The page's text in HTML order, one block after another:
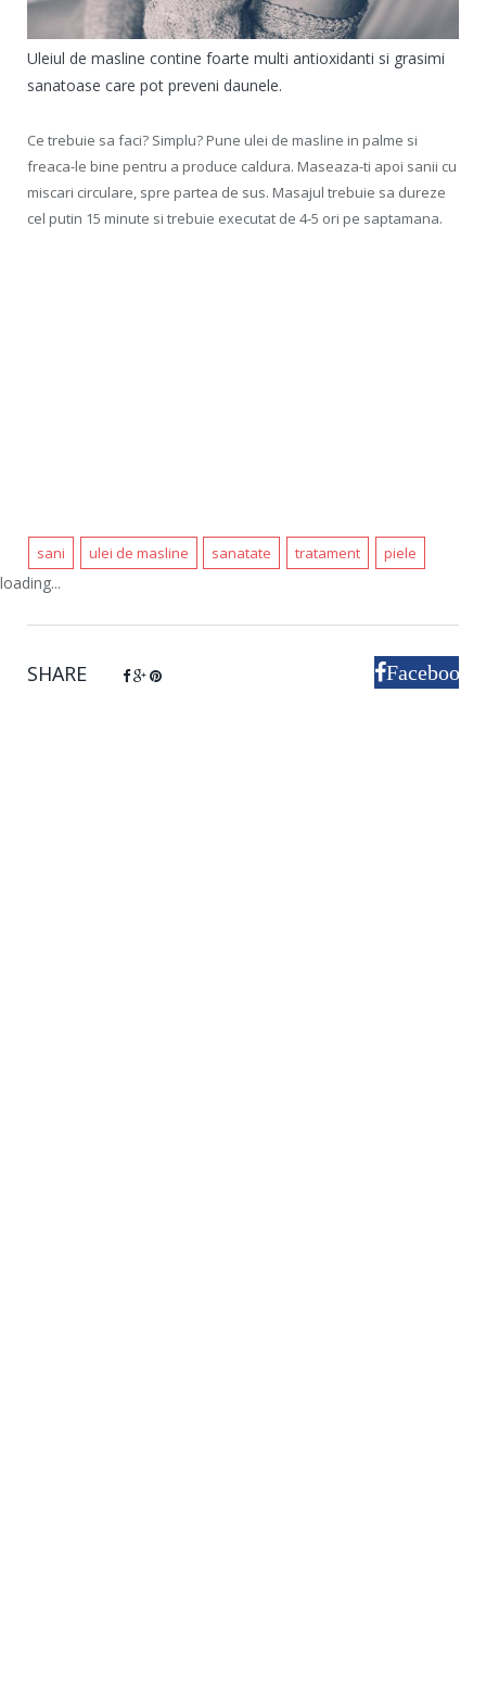
Uleiul de masline contine foarte multi antioxidanti si grasimi
sanatoase care pot preveni daunele.
Ce trebuie sa faci? Simplu? Pune ulei de masline in palme si
freaca-le bine pentru a produce caldura. Maseaza-ti apoi sanii cu
miscari circulare, spre partea de sus. Masajul trebuie sa dureze
cel putin 15 minute si trebuie executat de 4-5 ori pe saptamana.
sani ulei de masline sanatate tratament piele
loading...
SHARE Facebook
Google+
Pinterest